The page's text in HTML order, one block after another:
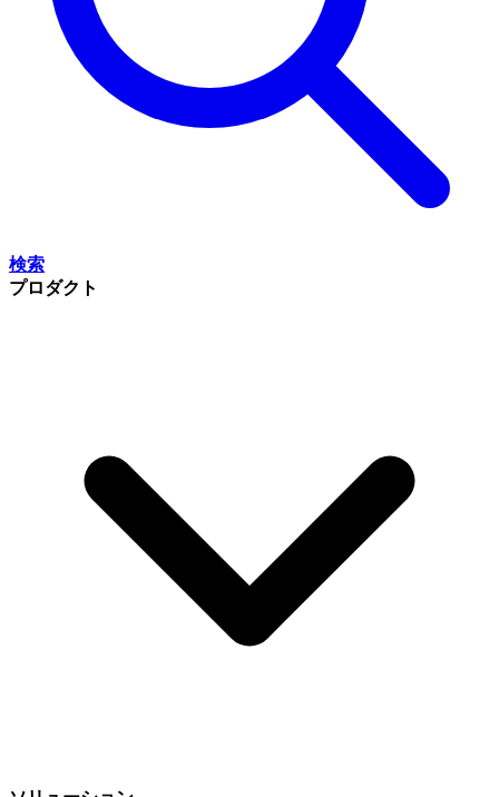
検索
プロダクト